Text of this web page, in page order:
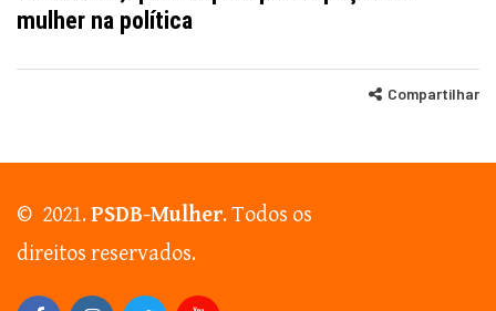
mulher na política
Compartilhar
© 2021.PSDB-Mulher. Todos os
direitos reservados.